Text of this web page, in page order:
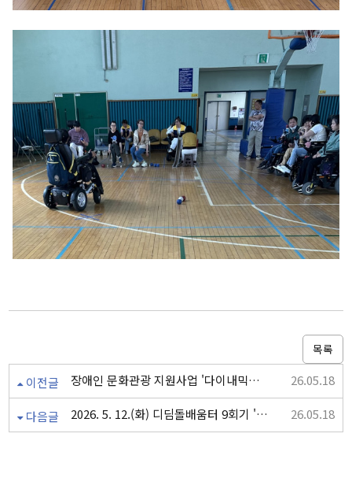
목록
이전글 장애인 문화관광 지원사업 '다이내믹트립' 쏠라티 특장차 타고 전국 방방곡곡 26.05.18
다음글 2026. 5. 12.(화) 디딤돌배움터 9회기 '플레이 쿠키 만들기 활동' 진행 26.05.18